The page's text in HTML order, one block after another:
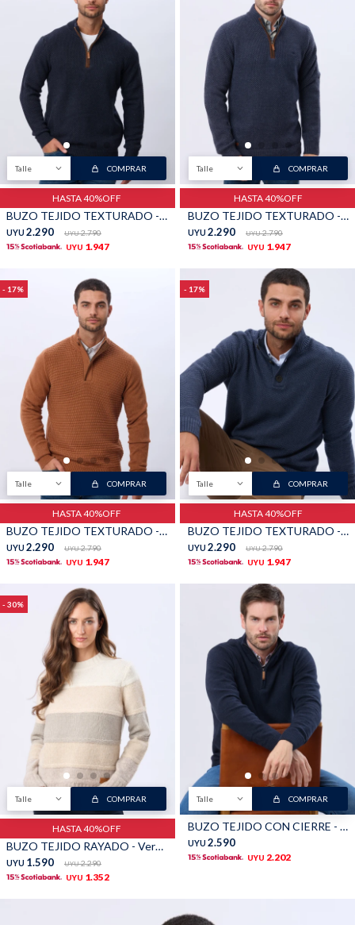
Talle COMPRAR
HASTA 40%OFF
BUZO TEJIDO TEXTURADO - Azul
UYU 2.290 UYU 2.790
UYU 1.947
Talle COMPRAR
HASTA 40%OFF
BUZO TEJIDO TEXTURADO - Piedra
UYU 2.290 UYU 2.790
UYU 1.947
17
Talle COMPRAR
HASTA 40%OFF
BUZO TEJIDO TEXTURADO - TERRACOTA
UYU 2.290 UYU 2.790
UYU 1.947
17
Talle COMPRAR
HASTA 40%OFF
BUZO TEJIDO TEXTURADO - Piedra
UYU 2.290 UYU 2.790
UYU 1.947
30
Talle COMPRAR
HASTA 40%OFF
BUZO TEJIDO RAYADO - Verde
UYU 1.590 UYU 2.290
UYU 1.352
Talle COMPRAR
BUZO TEJIDO CON CIERRE - Azul
UYU 2.590
UYU 2.202